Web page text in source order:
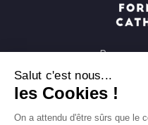
Salut c'est nous...
les Cookies !
On a attendu d'être sûrs que le